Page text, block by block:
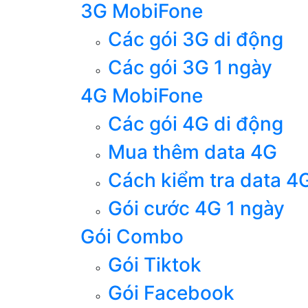
3G MobiFone
Các gói 3G di động
Các gói 3G 1 ngày
4G MobiFone
Các gói 4G di động
Mua thêm data 4G
Cách kiểm tra data
Gói cước 4G 1 ngày
Gói Combo
Gói Tiktok
Gói Facebook